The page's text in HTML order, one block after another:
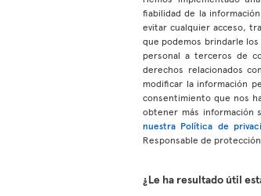
fiabilidad de la
evitar cualquier acceso,
que podemos brindarle
personal a terceros de
derechos relacionados
modificar la información
consentimiento que nos
obtener más información
nuestra Política de
Responsable de
¿Le ha resultado útil